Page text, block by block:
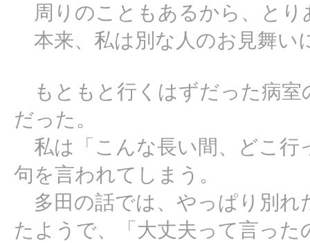
周りのこともあるから、とり
本来、私は別な人のお見舞い
もともと行くはずだった病室
だった。
私は「こんな長い間、どこ行
句を言われてしまう。
多田の話では、やっぱり別れ
たようで、「大丈夫って言っ